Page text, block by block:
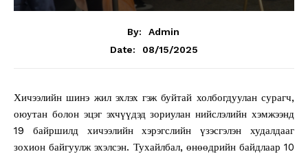
By:
Admin
Date:
08/15/2025
Хичээлийн шинэ жил эхлэх гэж буйтай холбогдуулан сурагч,
оюутан болон эцэг эхчүүдэд зориулан нийслэлийн хэмжээнд
19 байршилд хичээлийн хэрэгслийн үзэсгэлэн худалдааг
зохион байгуулж эхэлсэн. Тухайлбал, өнөөдрийн байдлаар 10